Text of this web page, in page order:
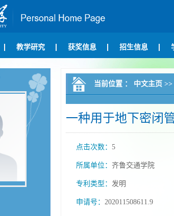
教学研究 获奖信息 招生信息
当前位置 ： 中文主页 >>
一种用于地下密闭
点击次数： 5
所属单位： 齐鲁交通学院
专利类型： 发明
申请号： 202011508611.9